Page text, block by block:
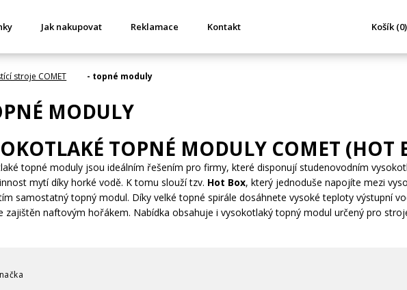
Jak nakupovat Reklamace Kontakt Košík (0)
stroje COMET - topné moduly
MODULY
TOPNÉ MODULY COMET (HOT
topné moduly jsou ideálním řešením pro firmy, které disponují studenovodním
mytí díky horké vodě. K tomu slouží tzv. Hot Box, který jednoduše napojíte mezi
samostatný topný modul. Díky velké topné spirále dosáhnete vysoké teploty výstupní
zajištěn naftovým hořákem. Nabídka obsahuje i vysokotlaký topný modul určený pro